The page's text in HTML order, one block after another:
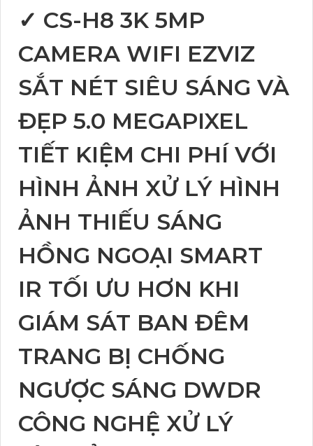
✓ CS-H8 3K 5MP
CAMERA WIFI EZVIZ
SẮT NÉT SIÊU SÁNG VÀ
ĐẸP 5.0 MEGAPIXEL
TIẾT KIỆM CHI PHÍ VỚI
HÌNH ẢNH XỬ LÝ HÌNH
ẢNH THIẾU SÁNG
HỒNG NGOẠI SMART
IR TỐI ƯU HƠN KHI
GIÁM SÁT BAN ĐÊM
TRANG BỊ CHỐNG
NGƯỢC SÁNG DWDR
CÔNG NGHỆ XỬ LÝ